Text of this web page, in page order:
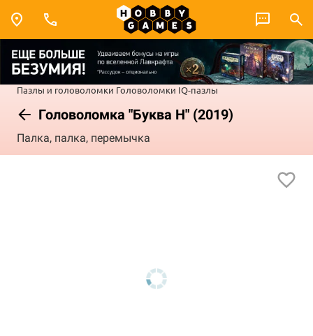
Пазлы и головоломки Головоломки IQ-пазлы
Головоломка "Буква Н" (2019)
Палка, палка, перемычка